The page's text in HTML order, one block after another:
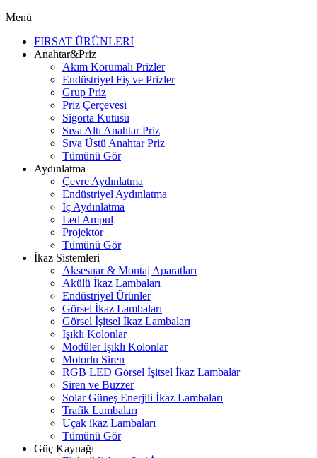
Menü
FIRSAT ÜRÜNLERİ
Anahtar&Priz
Akım Korumalı Prizler
Endüstriyel Fiş ve Prizler
Grup Priz
Priz Çerçevesi
Sigorta Kutusu
Sıva Altı Anahtar Priz
Sıva Üstü Anahtar Priz
Tümünü Gör
Aydınlatma
Çevre Aydınlatma
Endüstriyel Aydınlatma
İç Aydınlatma
Led Ampul
Projektör
Tümünü Gör
İkaz Sistemleri
Aksesuar & Montaj Aparatları
Akülü İkaz Lambaları
Endüstriyel Ürünler
Görsel İkaz Lambaları
Görsel İşitsel İkaz Lambaları
Işıklı Kolonlar
Modüler Işıklı Kolonlar
Motorlu Siren
RGB LED Görsel İşitsel İkaz Lambalar
Siren ve Buzzer
Solar Güneş Enerjili İkaz Lambaları
Trafik Lambaları
Uçak ikaz Lambaları
Tümünü Gör
Güç Kaynağı